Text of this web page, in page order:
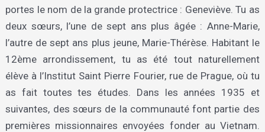
portes le nom de la grande protectrice : Geneviève. Tu as
deux sœurs, l’une de sept ans plus âgée : Anne-Marie,
l’autre de sept ans plus jeune, Marie-Thérèse. Habitant le
12ème arrondissement, tu as été tout naturellement
élève à l’Institut Saint Pierre Fourier, rue de Prague, où tu
as fait toutes tes études. Dans les années 1935 et
suivantes, des sœurs de la communauté font partie des
premières missionnaires envoyées fonder au Vietnam.